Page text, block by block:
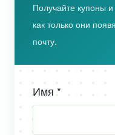
Получайте купоны
как только они
почту.
Имя *